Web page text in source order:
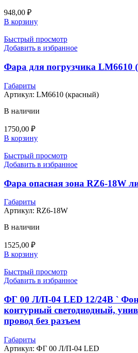
948,00 ₽
В корзину
Быстрый просмотр
Добавить в избранное
Фара для погрузчика LM6610
Габариты
Артикул: LM6610 (красный)
В наличии
1750,00 ₽
В корзину
Быстрый просмотр
Добавить в избранное
Фара опасная зона RZ6-18W
Габариты
Артикул: RZ6-18W
В наличии
1525,00 ₽
В корзину
Быстрый просмотр
Добавить в избранное
ФГ 00 Л/П-04 LED 12/24В `
контурный светодиодный,
провод без разъем
Габариты
Артикул: ФГ 00 Л/П-04 LED